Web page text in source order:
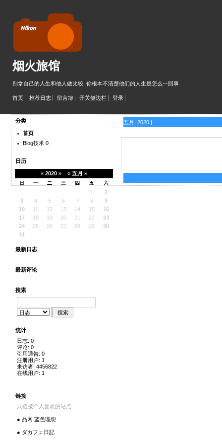
烟火旅馆
别拿自己的人生和他人做比较. 你根本不清楚他们的人生是怎么一回事
首页 推荐日志 留言簿 开关侧边栏 登录
五月, 2020 |
分类
首页
Blog技术 0
日历
« 2020 » « 五月 »
日 一 二 三 四 五 六
1
2
3
4 5 6 7 8
9
10
11 12 13 14 15
16
17
18 19 20 21 22
23
24
25 26 27 28 29
30
31
最新日志
最新评论
搜索
统计
日志: 0
评论: 0
引用通告: 0
注册用户: 1
来访者: 4456822
在线用户: 1
链接
只链接个人喜欢的站点
● 品网 蓝色理想
● ダカフェ日記